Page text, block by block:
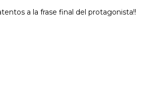
a la frase final del protagonista!!